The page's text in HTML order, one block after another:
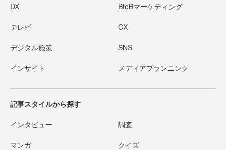
DX BtoBマーケティング
テレビ CX
デジタル施策 SNS
インサイト メディアプランニング
記事スタイルから探す
インタビュー 調査
マンガ クイズ